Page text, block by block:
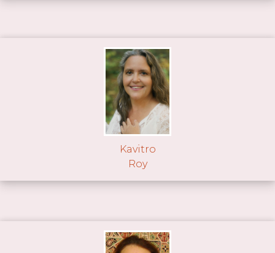
Kavitro
Roy